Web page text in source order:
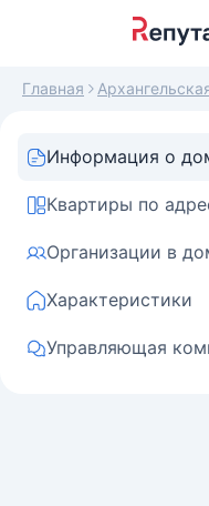
Главная
Информация о
Квартиры по
Организации в
Характеристики
Управляющая